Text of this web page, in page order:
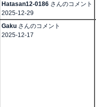
Hatasan12-0186 さんのコメント
2025-12-29
Gaku さんのコメント
2025-12-17